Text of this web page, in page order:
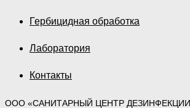
Гербицидная обработка
Лаборатория
Контакты
ООО «САНИТАРНЫЙ ЦЕНТР